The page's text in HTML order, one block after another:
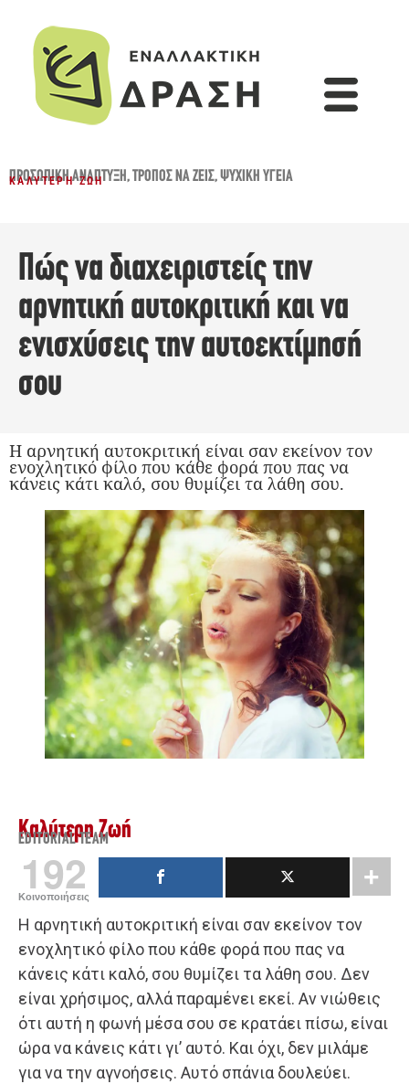
ΠΡΟΣΩΠΙΚΉ ΑΝΆΠΤΥΞΗ,ΤΡΌΠΟΣ ΝΑ ΖΕΙΣ,ΨΥΧΙΚΉ ΥΓΕΊΑ
ΚΑΛΎΤΕΡΗ ΖΩΉ
Πώς να διαχειριστείς την
αρνητική αυτοκριτική και να
ενισχύσεις την αυτοεκτίμησή
σου
Η αρνητική αυτοκριτική είναι σαν εκείνον τον
ενοχλητικό φίλο που κάθε φορά που πας να
κάνεις κάτι καλό, σου θυμίζει τα λάθη σου.
Καλύτερη Ζωή
EDITORIAL TEAM
192
Κοινοποιήσεις
Η αρνητική αυτοκριτική είναι σαν εκείνον τον
ενοχλητικό φίλο που κάθε φορά που πας να
κάνεις κάτι καλό, σου θυμίζει τα λάθη σου. Δεν
είναι χρήσιμος, αλλά παραμένει εκεί. Αν νιώθεις
ότι αυτή η φωνή μέσα σου σε κρατάει πίσω, είναι
ώρα να κάνεις κάτι γι’ αυτό. Και όχι, δεν μιλάμε
για να την αγνοήσεις. Αυτό σπάνια δουλεύει.